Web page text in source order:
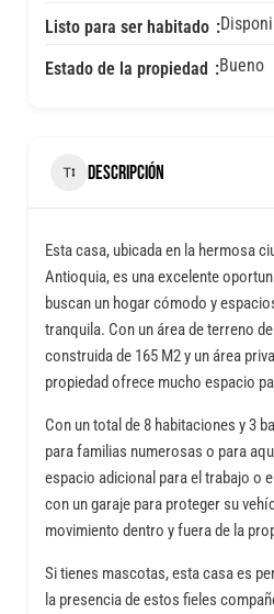
Listo para ser habitado
Estado de la propiedad Bueno
DESCRIPCIÓN
Esta casa, ubicada en la hermosa
Antioquia, es una excelente
buscan un hogar cómodo y
tranquila. Con un área de terreno
construida de 165 M2 y un área
propiedad ofrece mucho espacio
Con un total de 8 habitaciones y 3
para familias numerosas o para
espacio adicional para el trabajo o
con un garaje para proteger su
movimiento dentro y fuera de la
Si tienes mascotas, esta casa es
la presencia de estos fieles